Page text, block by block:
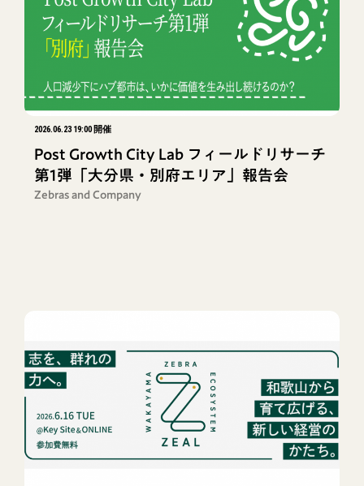
2026.06.23 19:00 開催
Post Growth City Lab フィールドリサーチ
第1弾「大分県・別府エリア」報告会
Zebras and Company